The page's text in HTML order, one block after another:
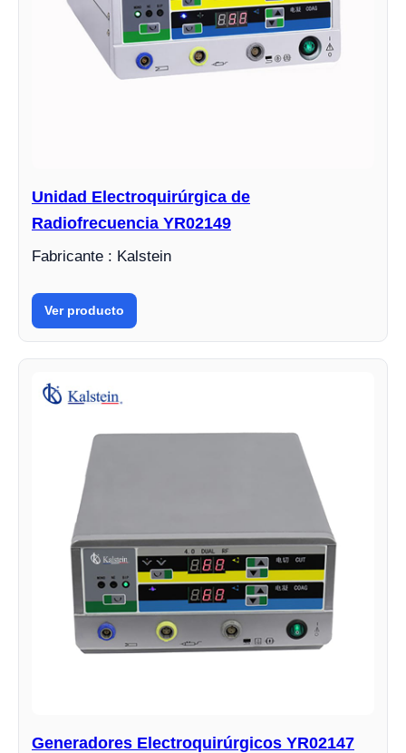
Unidad Electroquirúrgica de
Radiofrecuencia YR02149
Fabricante : Kalstein
Ver producto
Generadores Electroquirúrgicos YR02147